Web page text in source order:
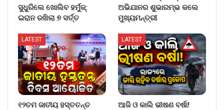
ସୁଧୁରିଲେ ଖୋଲିବ ହର୍ମୁଜ୍:
ଇରାନ ରଖିଲା ୭ ସର୍ତ୍ତ
ଅଭିଯାନର ଶୁଭାରମ୍ଭ କଲେ
ମୁଖ୍ୟମନ୍ତ୍ରୀ
LATEST
୧୨ତମ ଜାତୀୟ ହସ୍ତତନ୍ତ
LATEST
ଆଜି ଓ କାଲି ଭୀଷଣ ବର୍ଷା!